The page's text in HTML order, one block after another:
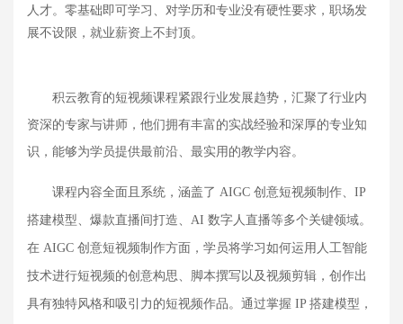
人才。零基础即可学习、对学历和专业没有硬性要求，职场发
展不设限，就业薪资上不封顶。
积云教育的短视频课程紧跟行业发展趋势，汇聚了行业内
资深的专家与讲师，他们拥有丰富的实战经验和深厚的专业知
识，能够为学员提供最前沿、最实用的教学内容。
课程内容全面且系统，涵盖了 AIGC 创意短视频制作、IP
搭建模型、爆款直播间打造、AI 数字人直播等多个关键领域。
在 AIGC 创意短视频制作方面，学员将学习如何运用人工智能
技术进行短视频的创意构思、脚本撰写以及视频剪辑，创作出
具有独特风格和吸引力的短视频作品。通过掌握 IP 搭建模型，